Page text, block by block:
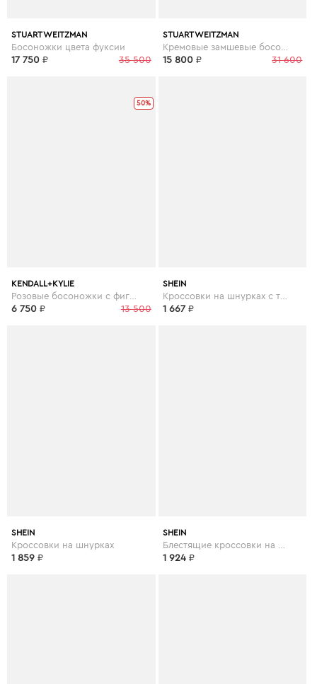
STUART WEITZMAN
Босоножки цвета фуксии
35 500
17 750 ₽
STUART WEITZMAN
Кремовые замшевые босоножки
31 600
15 800 ₽
50%
KENDALL+KYLIE
13 500
6 750 ₽
SHEIN
Кроссовки на шнурках с текстовым принтом
1 667 ₽
SHEIN
Кроссовки на шнурках
1 859 ₽
SHEIN
1 924 ₽